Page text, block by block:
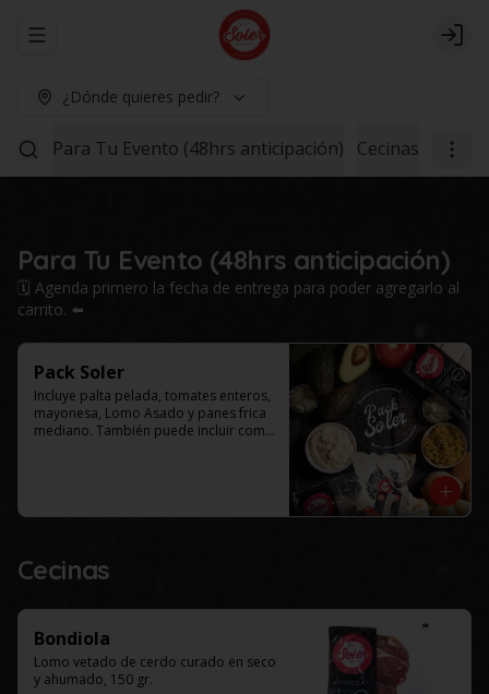
Abrir menu de navegación Login
¿Dónde quieres pedir?
Para Tu Evento (48hrs anticipación) Cecinas
Para Tu Evento (48hrs anticipación)
🗓️ Agenda primero la fecha de entrega para poder agregarlo al
carrito. ⬅️
Pack Soler
Incluye palta pelada, tomates enteros,
mayonesa, Lomo Asado y panes frica
mediano. También puede incluir como
para al menos 48 horas de
Cecinas
Bondiola
Lomo vetado de cerdo curado en seco
y ahumado, 150 gr.